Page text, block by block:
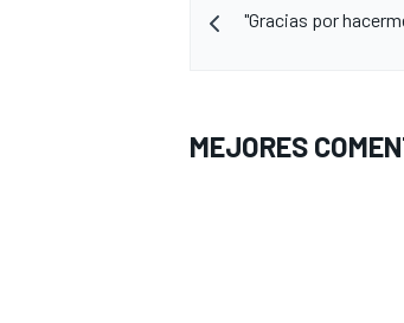
"Gracias por
MEJORES